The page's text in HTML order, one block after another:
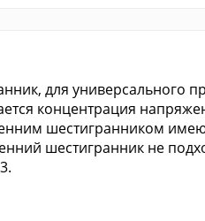
для универсального
концентрация
шестигранником
шестигранник не